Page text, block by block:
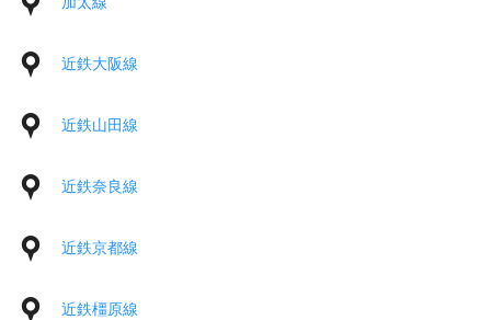
近鉄大阪線
近鉄山田線
近鉄奈良線
近鉄京都線
近鉄橿原線